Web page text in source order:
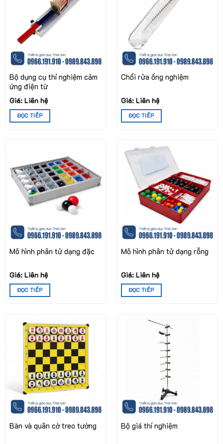
Bộ dụng cụ thí nghiệm cảm
ứng điện từ
Giá: Liên hệ
ĐỌC TIẾP
Chổi rửa ống nghiệm
Giá: Liên hệ
ĐỌC TIẾP
Mô hình phân tử dạng đặc
Giá: Liên hệ
ĐỌC TIẾP
Mô hình phân tử dạng rỗng
Giá: Liên hệ
ĐỌC TIẾP
Bàn và quân cờ treo tường Bộ giá thí nghiệm